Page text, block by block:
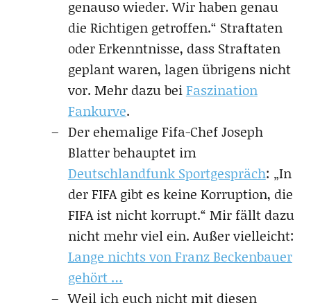
genauso wieder. Wir haben genau
die Richtigen getroffen.“ Straftaten
oder Erkenntnisse, dass Straftaten
geplant waren, lagen übrigens nicht
vor. Mehr dazu beiFaszination
Fankurve.
Der ehemalige Fifa-Chef Joseph
Blatter behauptet im
Deutschlandfunk Sportgespräch: „In
der FIFA gibt es keine Korruption, die
FIFA ist nicht korrupt.“ Mir fällt dazu
nicht mehr viel ein. Außer vielleicht:
Lange nichts von Franz Beckenbauer
gehört …
Weil ich euch nicht mit diesen